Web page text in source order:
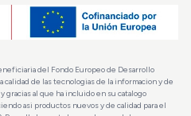
del Fondo Europeo de Desarrollo
de las tecnologias de la informacion y de
gracias al que ha incluido en su catalogo
asi productos nuevos y de calidad para el